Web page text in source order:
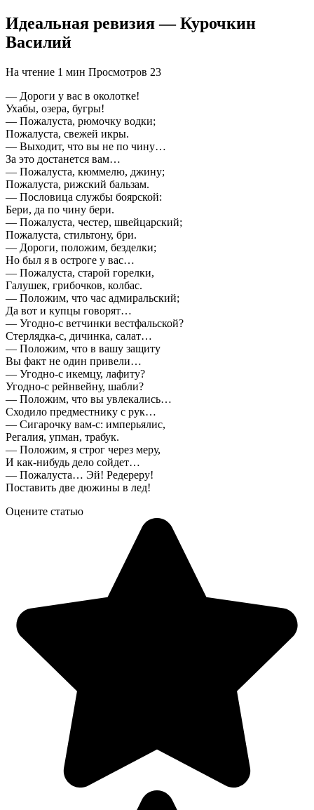
Идеальная ревизия — Курочкин
Василий
На чтение 1 мин Просмотров 23
— Дороги у вас в околотке!
Ухабы, озера, бугры!
— Пожалуста, рюмочку водки;
Пожалуста, свежей икры.
— Выходит, что вы не по чину…
За это достанется вам…
— Пожалуста, кюммелю, джину;
Пожалуста, рижский бальзам.
— Пословица службы боярской:
Бери, да по чину бери.
— Пожалуста, честер, швейцарский;
Пожалуста, стильтону, бри.
— Дороги, положим, безделки;
Но был я в остроге у вас…
— Пожалуста, старой горелки,
Галушек, грибочков, колбас.
— Положим, что час адмиральский;
Да вот и купцы говорят…
— Угодно-с ветчинки вестфальской?
Стерлядка-с, дичинка, салат…
— Положим, что в вашу защиту
Вы факт не один привели…
— Угодно-с икемцу, лафиту?
Угодно-с рейнвейну, шабли?
— Положим, что вы увлекались…
Сходило предместнику с рук…
— Сигарочку вам-с: имперьялис,
Регалия, упман, трабук.
— Положим, я строг через меру,
И как-нибудь дело сойдет…
— Пожалуста… Эй! Редереру!
Поставить две дюжины в лед!
Оцените статью